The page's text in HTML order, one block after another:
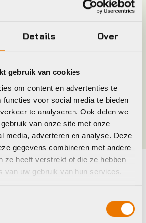
Details Over
gebruik van cookies
om content en advertenties te
functies voor social media te bieden
te analyseren. Ook delen we
van onze site met onze
media, adverteren en analyse. Deze
gegevens combineren met andere
ze heeft verstrekt of die ze hebben
van uw gebruik van hun services.
Zilver